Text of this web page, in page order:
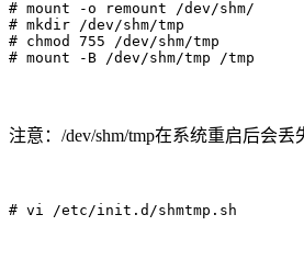
# mount -o remount /dev/shm/
# mkdir /dev/shm/tmp
# chmod 755 /dev/shm/tmp
# mount -B /dev/shm/tmp /tmp
注意：/dev/shm/tmp在系统重启后会
# vi /etc/init.d/shmtmp.sh